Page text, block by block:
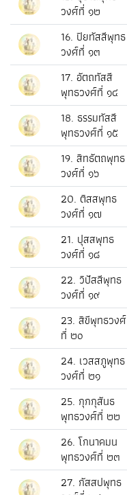
วงศ์ที่ ๑๒
16. ปิยทัสสีพุทธ
วงศ์ที่ ๑๓
17. อัตถทัสสี
พุทธวงศ์ที่ ๑๔
18. ธรรมทัสสี
พุทธวงศ์ที่ ๑๕
19. สิทธัตถพุทธ
วงศ์ที่ ๑๖
20. ติสสพุทธ
วงศ์ที่ ๑๗
21. ปุสสพุทธ
วงศ์ที่ ๑๘
22. วิปัสสีพุทธ
วงศ์ที่ ๑๙
23. สิขีพุทธวงศ์
ที่ ๒๐
24. เวสสภูพุทธ
วงศ์ที่ ๒๑
25. กุกกุสันธ
พุทธวงศ์ที่ ๒๒
26. โกนาคมน
พุทธวงศ์ที่ ๒๓
27. กัสสปพุทธ